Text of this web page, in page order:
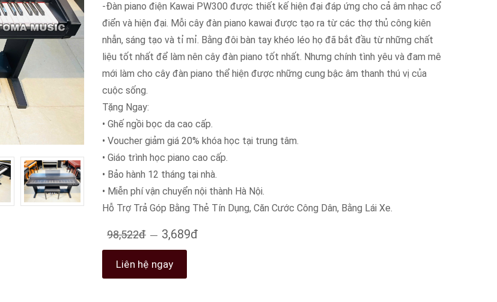
-Đàn piano điện Kawai PW300 được thiết kế hiện đại đáp ứng cho cả âm nhạc cổ
điển và hiện đại. Mỗi cây đàn piano kawai được tạo ra từ các thợ thủ công kiên
nhẫn, sáng tạo và tỉ mỉ. Bằng đôi bàn tay khéo léo họ đã bắt đầu từ những chất
liệu tốt nhất để làm nên cây đàn piano tốt nhất. Nhưng chính tình yêu và đam mê
mới làm cho cây đàn piano thể hiện được những cung bậc âm thanh thú vị của
cuộc sống.
Tặng Ngay:
• Ghế ngồi bọc da cao cấp.
• Voucher giảm giá 20% khóa học tại trung tâm.
• Giáo trình học piano cao cấp.
• Bảo hành 12 tháng tại nhà.
• Miễn phí vận chuyển nội thành Hà Nội.
Hỗ Trợ Trả Góp Bằng Thẻ Tín Dụng, Căn Cước Công Dân, Bằng Lái Xe.
98,522đ 3,689đ
Liên hệ ngay